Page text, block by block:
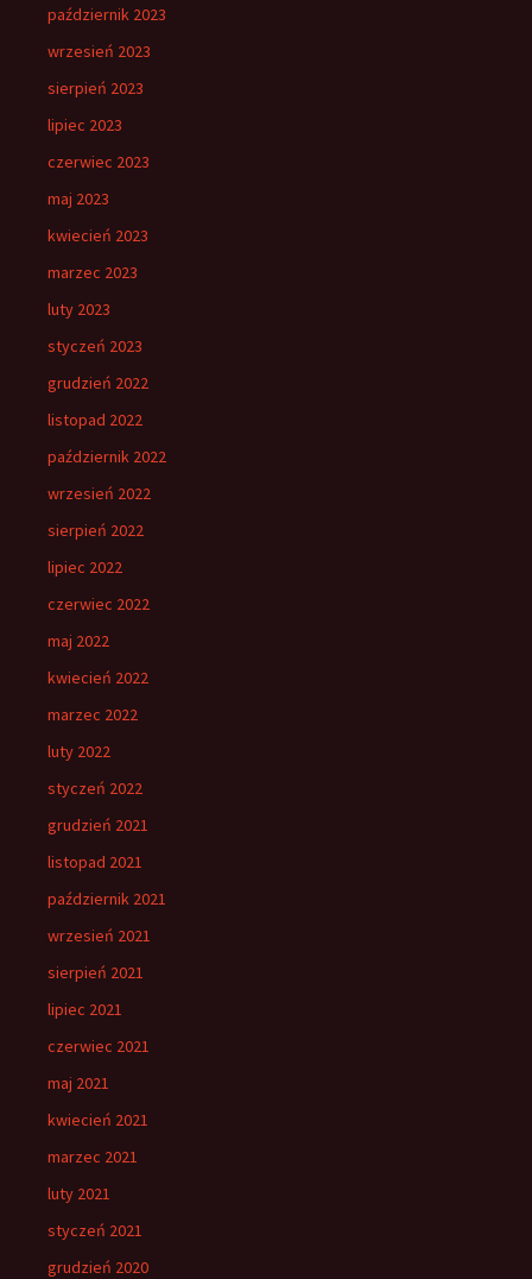
październik 2023
wrzesień 2023
sierpień 2023
lipiec 2023
czerwiec 2023
maj 2023
kwiecień 2023
marzec 2023
luty 2023
styczeń 2023
grudzień 2022
listopad 2022
październik 2022
wrzesień 2022
sierpień 2022
lipiec 2022
czerwiec 2022
maj 2022
kwiecień 2022
marzec 2022
luty 2022
styczeń 2022
grudzień 2021
listopad 2021
październik 2021
wrzesień 2021
sierpień 2021
lipiec 2021
czerwiec 2021
maj 2021
kwiecień 2021
marzec 2021
luty 2021
styczeń 2021
grudzień 2020